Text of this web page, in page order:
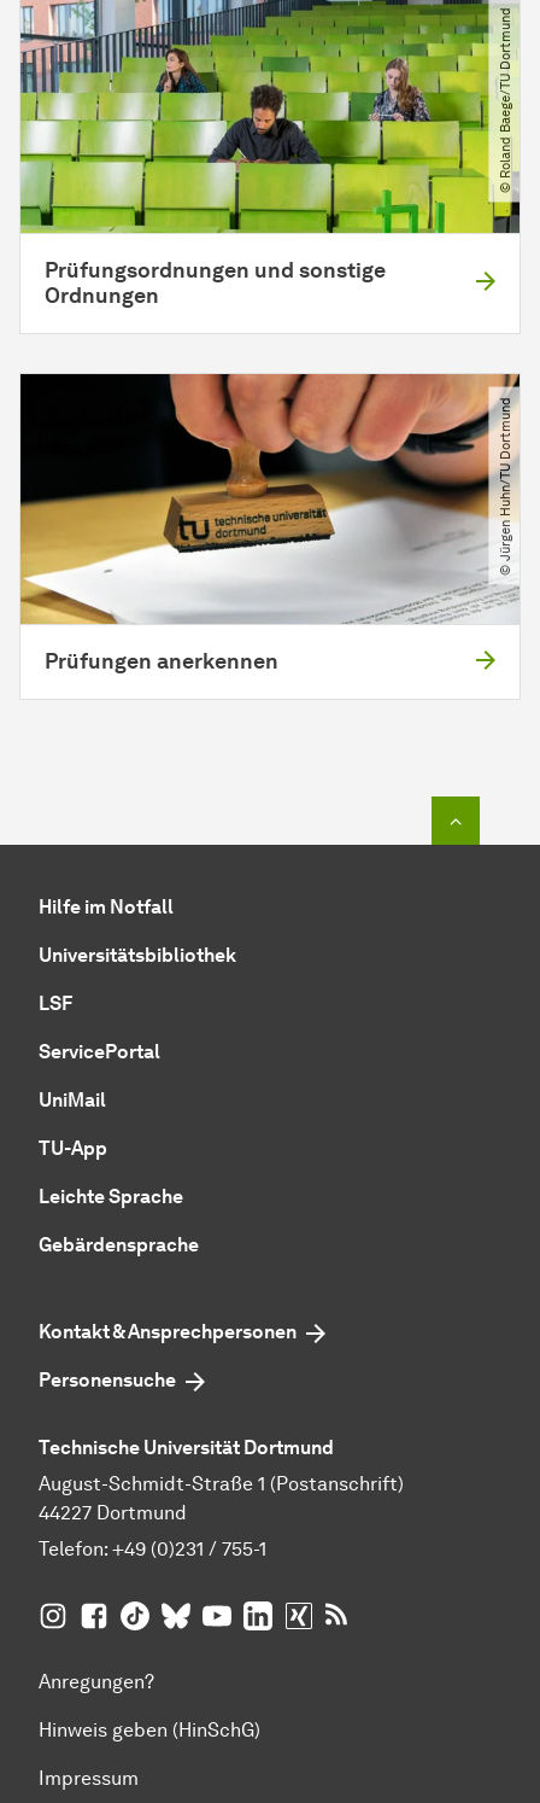
© Roland Baege​/​TU Dortmund
Prüfungsordnungen und sonstige
Ordnungen
© Jürgen Huhn​/​TU Dortmund
Prüfungen anerkennen
Hilfe im Notfall
Universitätsbibliothek
LSF
ServicePortal
UniMail
TU-App
Leichte Sprache
Gebärdensprache
Kontakt & Ansprechpersonen
Personensuche
Technische Universität Dortmund
August-Schmidt-Straße 1 (Postanschrift)
44227 Dortmund
Telefon: +49 (0)231 / 755-1
TU Dortmund aufInsta­gram
TU Dortmund auf Facebook
TU Dortmund auf TikTok
TU Dortmund auf BlueSky
TU Dortmund auf YouTube
TU Dortmund auf LinkedIn
TU Dortmund auf XING
Anregungen?
Hinweis geben (HinSchG)
Impressum